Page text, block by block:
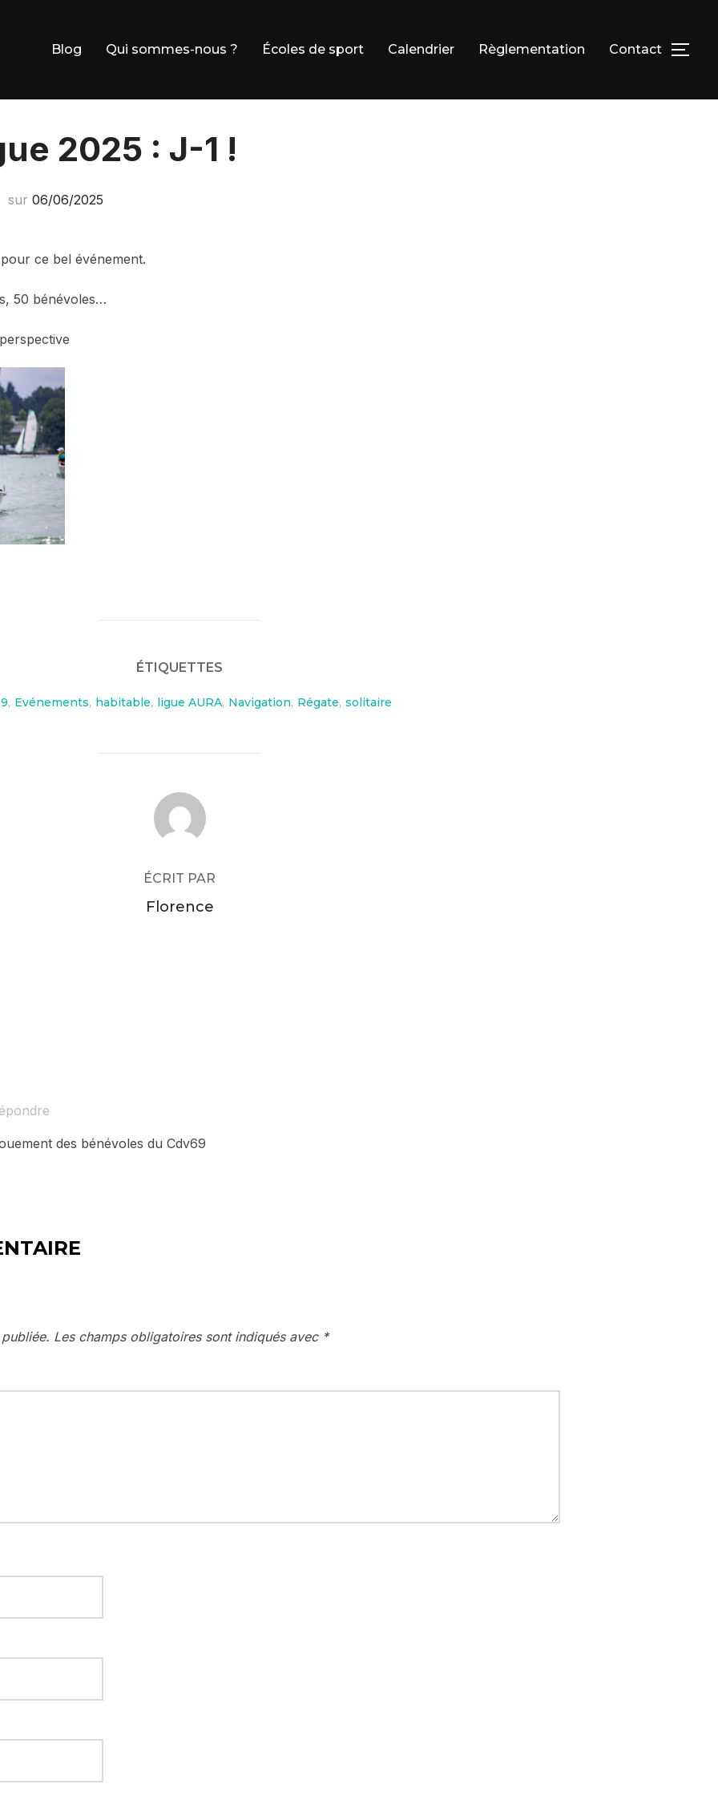
Blog Qui sommes-nous ? Écoles de sport Calendrier Règlementation Contact
2025 : J-1 !
sur Publié
06/06/2025
ce bel événement.
50 bénévoles…
ÉTIQUETTES
, Evénements, habitable, ligue AURA, Navigation, Régate, solitaire
AUTEUR DE LA PUBLICATION
ÉCRIT PAR
Florence
des bénévoles du Cdv69
Les champs obligatoires sont indiqués avec *